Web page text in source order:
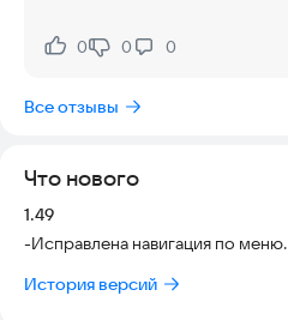
Нравится:
0Не нравится:
0 0
Все отзывы
Что нового
Версия:
1.49
-Исправлена навигация по меню.
История версий